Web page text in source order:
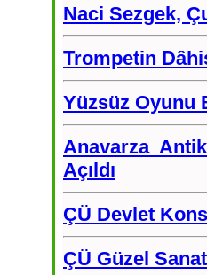
Naci Sezgek,
Trompetin
Yüzsüz Oyunu
Anavarza
Açıldı
ÇÜ Devlet
ÇÜ Güzel